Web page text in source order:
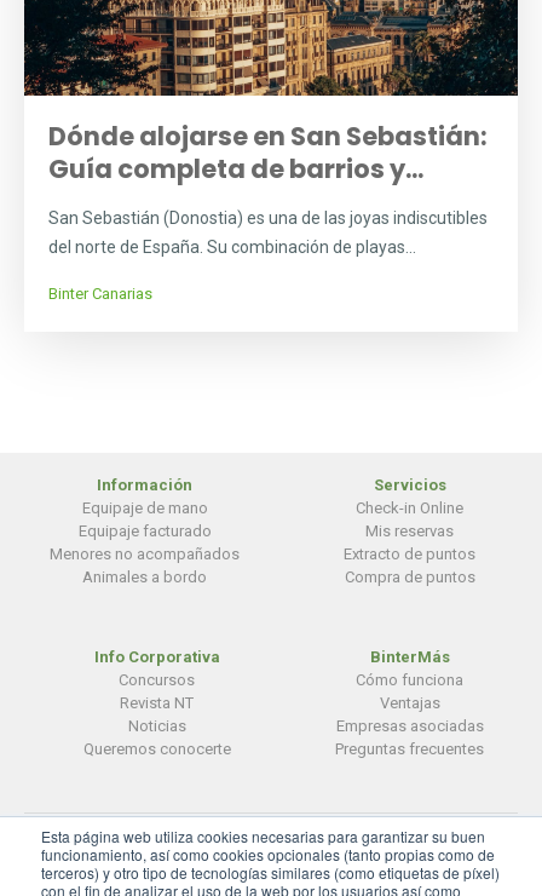
Esta página web utiliza cookies necesarias para garantizar su buen
funcionamiento, así como cookies opcionales (tanto propias como de
terceros) y otro tipo de tecnologías similares (como etiquetas de píxel)
con el fin de analizar el uso de la web por los usuarios así como
Dónde alojarse en San Sebastián:
Guía completa de barrios y...
San Sebastián (Donostia) es una de las joyas indiscutibles
del norte de España. Su combinación de playas...
Binter Canarias
Información
Equipaje de mano
Equipaje facturado
Menores no acompañados
Animales a bordo
Servicios
Check-in Online
Mis reservas
Extracto de puntos
Compra de puntos
Info Corporativa
Concursos
Revista NT
Noticias
Queremos conocerte
BinterMás
Cómo funciona
Ventajas
Empresas asociadas
Preguntas frecuentes
© BinterCanarias
Aviso legal|Privacidad|Cookies